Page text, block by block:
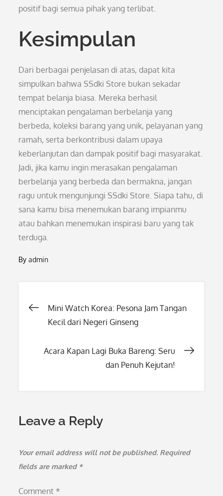
positif bagi semua pihak yang terlibat.
Kesimpulan
Dari berbagai penjelasan di atas, dapat kita
simpulkan bahwa SSdki Store bukan sekadar
tempat belanja biasa. Mereka berhasil
menciptakan pengalaman berbelanja yang
berbeda, koleksi barang yang unik, pelayanan yang
ramah, serta berkontribusi dalam upaya
keberlanjutan dan dampak positif bagi masyarakat.
Jadi, jika kamu ingin merasakan pengalaman
berbelanja yang berbeda dan bermakna, jangan
ragu untuk mengunjungi SSdki Store. Siapa tahu, di
sana kamu bisa menemukan barang impianmu
atau bahkan menemukan inspirasi baru yang tak
terduga.
Byadmin
Post
Mini Watch Korea: Pesona Jam Tangan
Kecil dari Negeri Ginseng
Acara Kapan Lagi Buka Bareng: Seru
dan Penuh Kejutan!
Leave a Reply
Your email address will not be published. Required
fields are marked *
Comment *